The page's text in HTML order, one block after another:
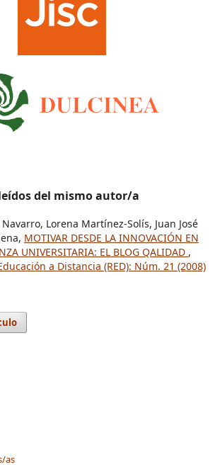
del mismo autor/a
Lorena Martínez-Solís, Juan José
MOTIVAR DESDE LA INNOVACIÓN EN
UNIVERSITARIA: EL BLOG QALIDAD ,
a Distancia (RED): Núm. 21 (2008)
as